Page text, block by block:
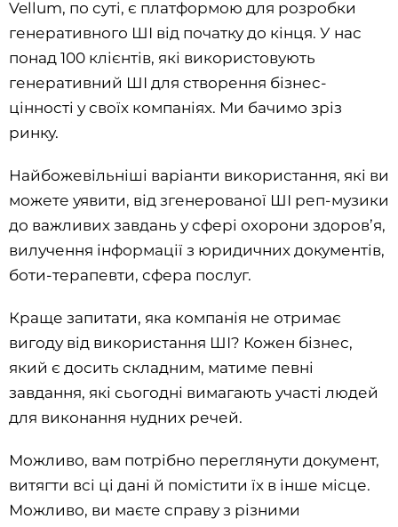
Vellum, по суті, є платформою для розробки
генеративного ШІ від початку до кінця. У нас
понад 100 клієнтів, які використовують
генеративний ШІ для створення бізнес-
цінності у своїх компаніях. Ми бачимо зріз
ринку.
Найбожевільніші варіанти використання, які ви
можете уявити, від згенерованої ШІ реп-музики
до важливих завдань у сфері охорони здоров’я,
вилучення інформації з юридичних документів,
боти-терапевти, сфера послуг.
Краще запитати, яка компанія не отримає
вигоду від використання ШІ? Кожен бізнес,
який є досить складним, матиме певні
завдання, які сьогодні вимагають участі людей
для виконання нудних речей.
Можливо, вам потрібно переглянути документ,
витягти всі ці дані й помістити їх в інше місце.
Можливо, ви маєте справу з різними